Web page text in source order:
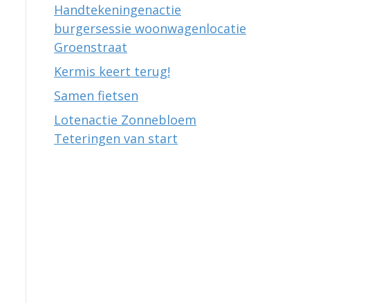
Handtekeningenactie
burgersessie woonwagenlocatie
Groenstraat
Kermis keert terug!
Samen fietsen
Lotenactie Zonnebloem
Teteringen van start